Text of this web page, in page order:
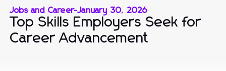
Jobs and Career-January 30, 2026
Top Skills Employers Seek for
Career Advancement